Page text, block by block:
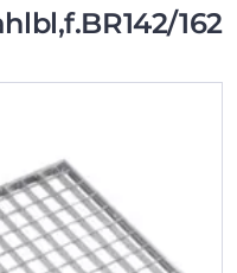
162